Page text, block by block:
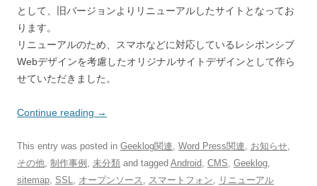
として、旧バージョンよりリニューアルしたサイトとなってお
ります。
リニューアルのため、スマホなどに対応しているレシポンシブ
Webデザインを考慮したオリジナルサイトデザインとして作ら
せていただきました。
Continue reading →
This entry was posted in Geeklog関連 Word Press関連 お知らせ
その他 制作事例 未分類 and tagged Android CMS Geeklog
sitemap SSL オープンソース スマートフォン
リニューアル